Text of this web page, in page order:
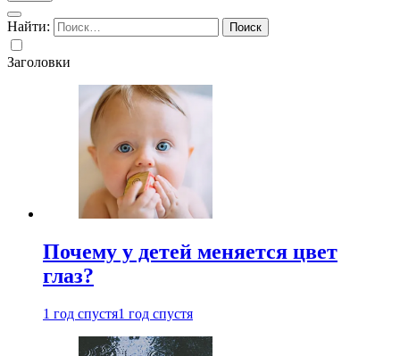
Найти:
Заголовки
Почему у детей меняется цвет
глаз?
1 год спустя1 год спустя